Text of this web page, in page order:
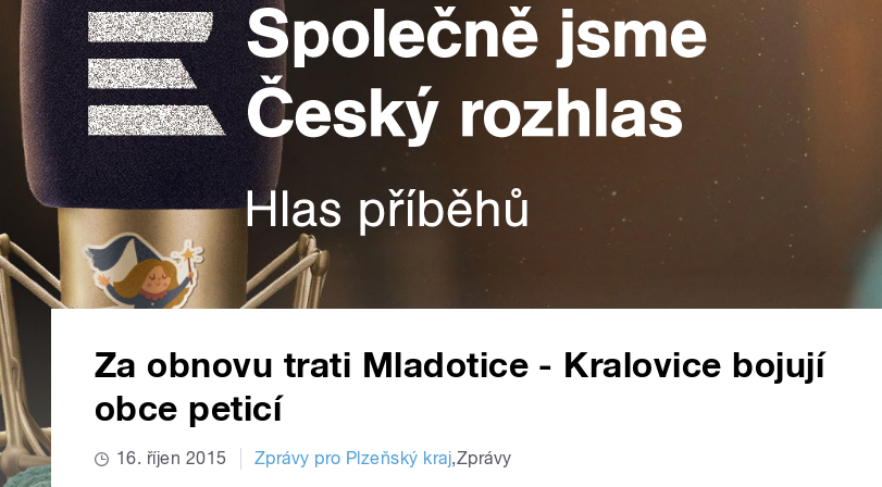
Za obnovu trati Mladotice - Kralovice bojují
obce peticí
16. říjen 2015 Zprávy pro Plzeňský kraj,Zprávy